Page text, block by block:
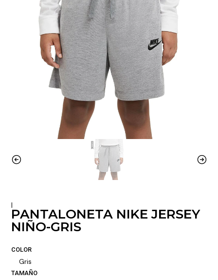
|
PANTALONETA NIKE JERSEY
NIÑO-GRIS
COLOR
Gris
TAMAÑO